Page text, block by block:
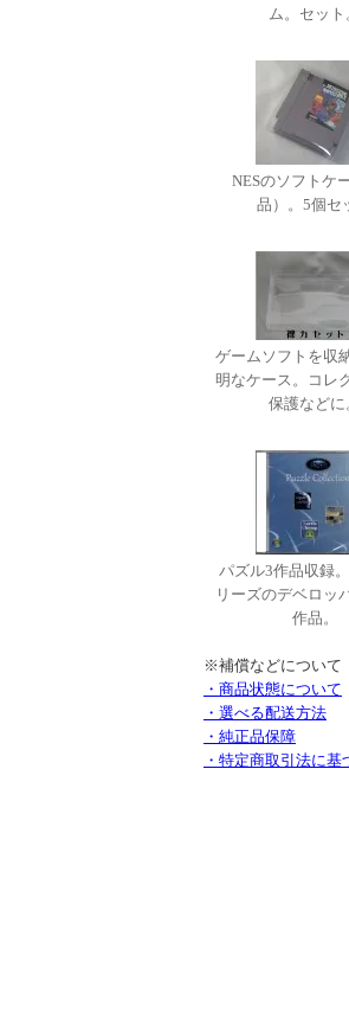
ム。セット
NESのソフトケ
品）。5個セ
ゲームソフトを収
明なケース。コレ
保護などに
パズル3作品収録
リーズのデベロッ
作品。
※補償などについて
・商品状態について
・選べる配送方法
・純正品保障
・特定商取引法に基